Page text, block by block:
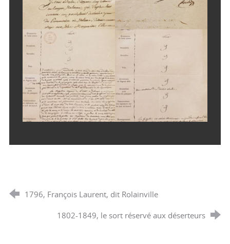
1796, François Laurent, dit Rolainville
1802-1849, le sort réservé aux déserteurs